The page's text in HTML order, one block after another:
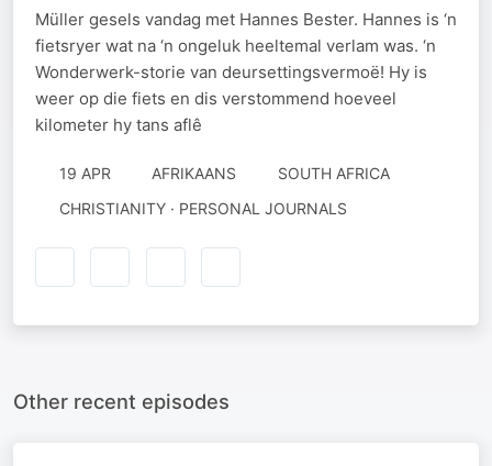
Müller gesels vandag met Hannes Bester. Hannes is ‘n
fietsryer wat na ‘n ongeluk heeltemal verlam was. ‘n
Wonderwerk-storie van deursettingsvermoë! Hy is
weer op die fiets en dis verstommend hoeveel
kilometer hy tans aflê
19 APR AFRIKAANS
SOUTH AFRICA
CHRISTIANITY · PERSONAL JOURNALS
Other recent episodes